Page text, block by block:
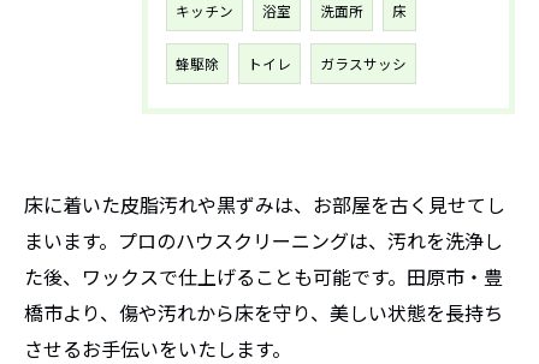
キッチン 浴室 洗面所 床
蜂駆除 トイレ ガラスサッシ
床に着いた皮脂汚れや黒ずみは、お部屋を古く見せてし
まいます。プロのハウスクリーニングは、汚れを洗浄し
た後、ワックスで仕上げることも可能です。田原市・豊
橋市より、傷や汚れから床を守り、美しい状態を長持ち
させるお手伝いをいたします。